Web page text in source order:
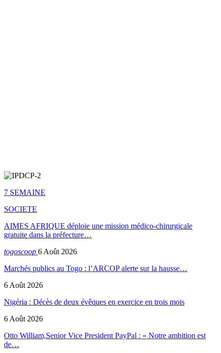
7 SEMAINE
SOCIETE
AIMES AFRIQUE déploie une mission médico-chirurgicale
gratuite dans la préfecture…
togoscoop 6 Août 2026
Marchés publics au Togo : l’ARCOP alerte sur la hausse…
6 Août 2026
Nigéria : Décès de deux évêques en exercice en trois mois
6 Août 2026
Otto William,Senior Vice President PayPal : « Notre ambition est
de…